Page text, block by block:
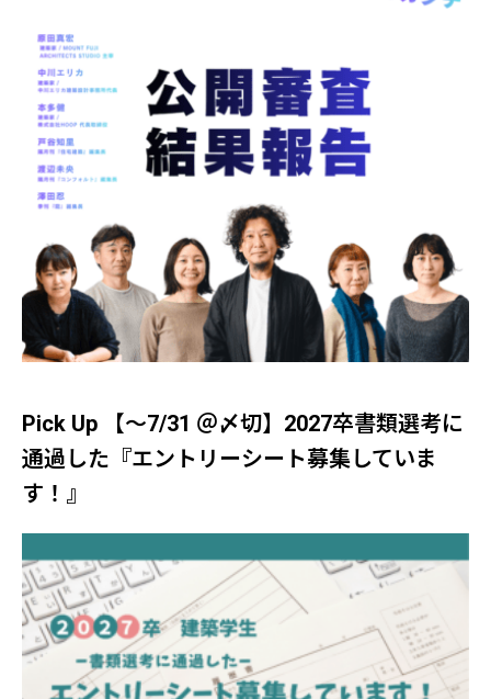
Pick Up 【～7/31 ＠〆切】2027卒書類選考に
通過した『エントリーシート募集していま
す！』